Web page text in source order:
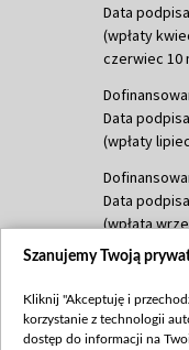
Data
(wpłaty
czerwiec 10
Data
(wpłaty
Data
(wpłata
(wpłata
mln,
Szanujemy Twoją
Kliknij "Akceptuję i
korzystanie z technologii
dostęp do informacji na